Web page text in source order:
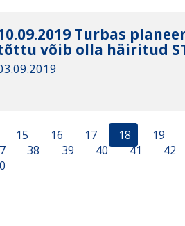
Turbas
võib olla häiritud
15 16 17 18 19
38 39 40 41 42